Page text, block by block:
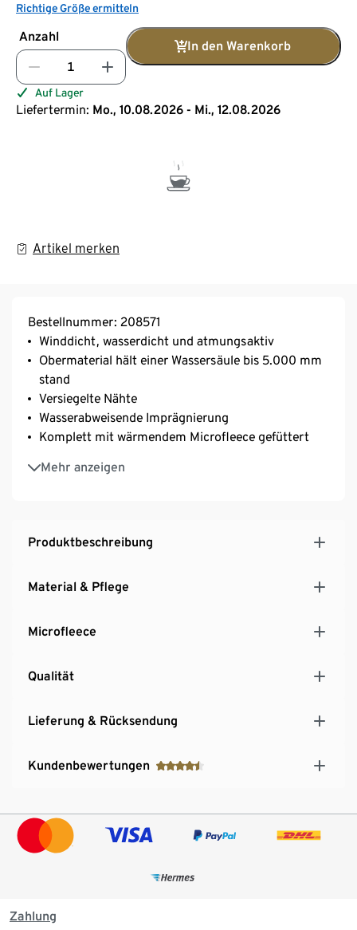
Richtige Größe ermitteln
Anzahl
In den Warenkorb
Auf Lager
Liefertermin: Mo., 10.08.2026 - Mi., 12.08.2026
Artikel merken
Bestellnummer: 208571
Winddicht, wasserdicht und atmungsaktiv
Obermaterial hält einer Wassersäule bis 5.000 mm
stand
Versiegelte Nähte
Wasserabweisende Imprägnierung
Komplett mit wärmendem Microfleece gefüttert
Mehr anzeigen
Dekorative Reflektor-Elemente
Elastische Beinabschlüsse mit Fußsteg für
Längenverstellbare, elastische Y-Träger
Beschreibbares Namensschild
Produktbeschreibung
Material & Pflege
Microfleece
Qualität
Lieferung & Rücksendung
Kundenbewertungen
Zahlung